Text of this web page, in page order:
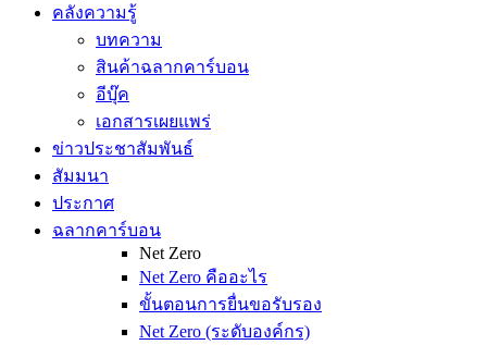
คลังความรู้
บทความ
สินค้าฉลากคาร์บอน
อีบุ๊ค
เอกสารเผยแพร่
ข่าวประชาสัมพันธ์
สัมมนา
ประกาศ
ฉลากคาร์บอน
Net Zero
Net Zero คืออะไร
ขั้นตอนการยื่นขอรับรอง
Net Zero (ระดับองค์กร)